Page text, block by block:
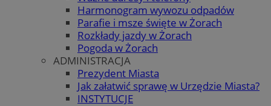
Harmonogram wywozu odpadów
Parafie i msze święte w Żorach
Rozkłady jazdy w Żorach
Pogoda w Żorach
ADMINISTRACJA
Prezydent Miasta
Jak załatwić sprawę w Urzędzie Miasta?
INSTYTUCJE